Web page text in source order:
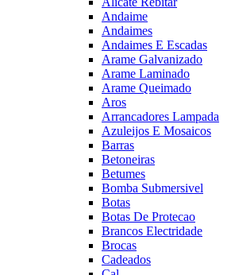
Andaime
Andaimes
Andaimes E Escadas
Arame Galvanizado
Arame Laminado
Arame Queimado
Aros
Arrancadores Lampada
Azuleijos E Mosaicos
Barras
Betoneiras
Betumes
Bomba Submersivel
Botas
Botas De Protecao
Brancos Electridade
Brocas
Cadeados